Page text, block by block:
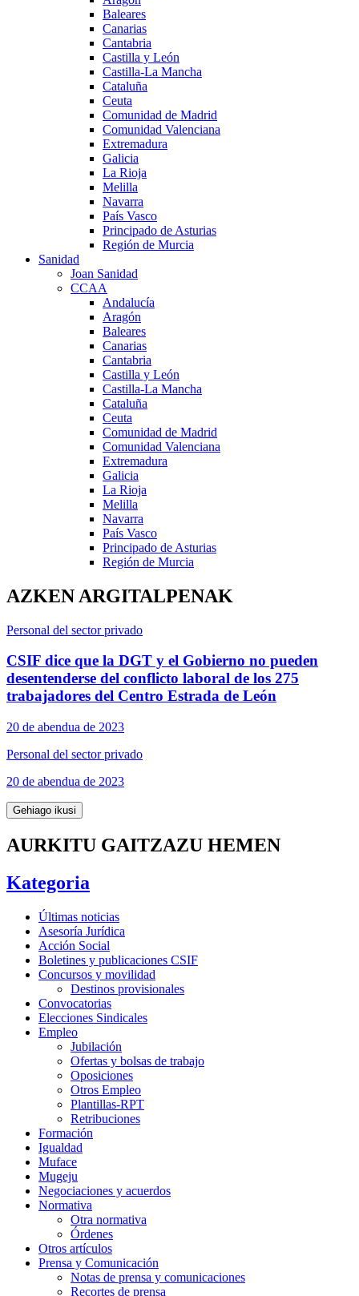
Baleares
Canarias
Cantabria
Castilla y León
Castilla-La Mancha
Cataluña
Ceuta
Comunidad de Madrid
Comunidad Valenciana
Extremadura
Galicia
La Rioja
Melilla
Navarra
País Vasco
Principado de Asturias
Región de Murcia
Sanidad
Joan Sanidad
CCAA
Andalucía
Aragón
Baleares
Canarias
Cantabria
Castilla y León
Castilla-La Mancha
Cataluña
Ceuta
Comunidad de Madrid
Comunidad Valenciana
Extremadura
Galicia
La Rioja
Melilla
Navarra
País Vasco
Principado de Asturias
Región de Murcia
AZKEN ARGITALPENAK
Personal del sector privado
CSIF dice que la DGT y el Gobierno no pueden
desentenderse del conflicto laboral de los 275
trabajadores del Centro Estrada de León
20 de abendua de 2023
Personal del sector privado
20 de abendua de 2023
Gehiago ikusi
AURKITU GAITZAZU HEMEN
Kategoria
Últimas noticias
Asesoría Jurídica
Acción Social
Boletines y publicaciones CSIF
Concursos y movilidad
Destinos provisionales
Convocatorias
Elecciones Sindicales
Empleo
Jubilación
Ofertas y bolsas de trabajo
Oposiciones
Otros Empleo
Plantillas-RPT
Retribuciones
Formación
Igualdad
Muface
Mugeju
Negociaciones y acuerdos
Normativa
Otra normativa
Órdenes
Otros artículos
Prensa y Comunicación
Notas de prensa y comunicaciones
Recortes de prensa